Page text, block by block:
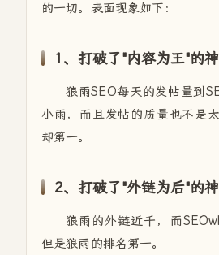
的一切。表面现象如下：
1、打破了"内容为王"的
狼雨SEO每天的发帖量到
小雨，而且发帖的质量也不是
却第一。
2、打破了"外链为后"的
狼雨的外链近千，而
但是狼雨的排名第一。